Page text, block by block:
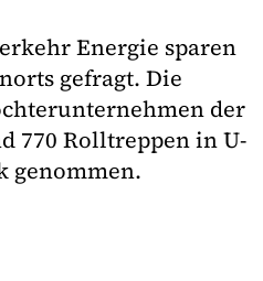
Energie sparen
gefragt. Die
der
770 Rolltreppen in U-
genommen.